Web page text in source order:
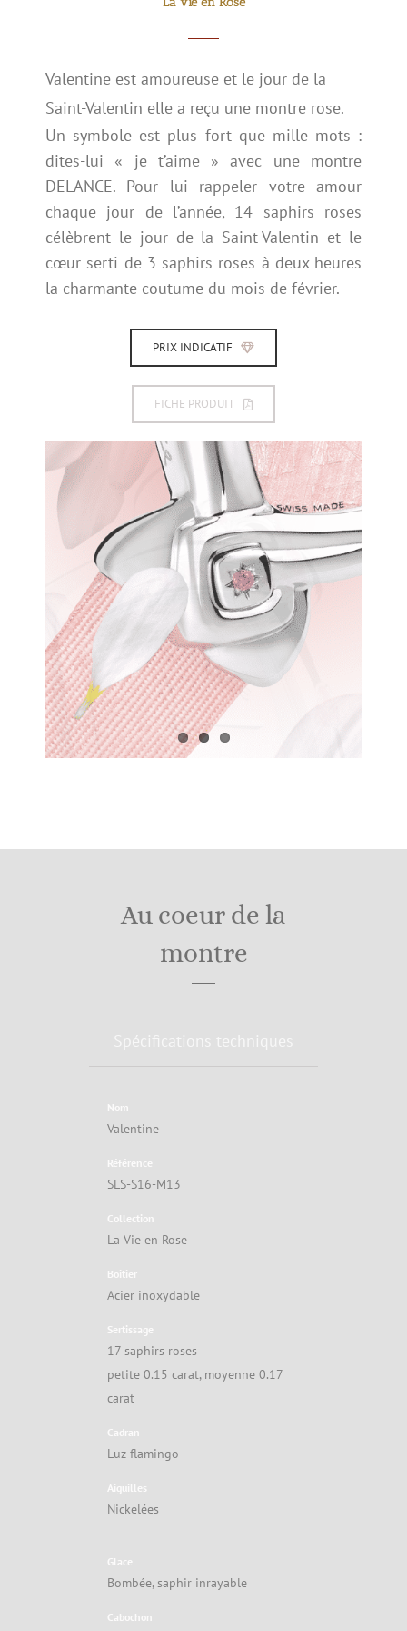
Valentine est amoureuse et le jour de la
Saint-Valentin elle a reçu une montre rose.
Un symbole est plus fort que mille mots :
dites-lui « je t’aime » avec une montre
DELANCE. Pour lui rappeler votre amour
chaque jour de l’année, 14 saphirs roses
célèbrent le jour de la Saint-Valentin et le
cœur serti de 3 saphirs roses à deux heures
la charmante coutume du mois de février.
PRIX INDICATIF
FICHE PRODUIT
Au coeur de la
montre
Nom
Valentine
Référence
SLS-S16-M13
Collection
La Vie en Rose
Boîtier
Acier inoxydable
Sertissage
17 saphirs roses
petite 0.15 carat, moyenne 0.17
carat
Cadran
Luz flamingo
Aiguilles
Nickelées
Glace
Bombée, saphir inrayable
Cabochon